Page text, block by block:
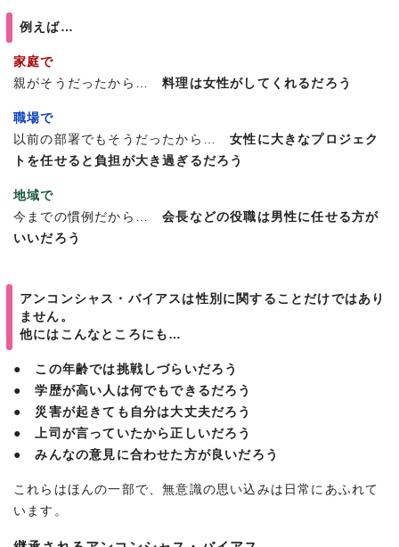
例えば…
家庭で
親がそうだったから…料理は女性がしてくれるだろう
職場で
以前の部署でもそうだったから…女性に大きなプロジェク
トを任せると負担が大き過ぎるだろう
地域で
今までの慣例だから…会長などの役職は男性に任せる方が
いいだろう
アンコンシャス・バイアスは性別に関することだけではあり
ません。
他にはこんなところにも…
● この年齢では挑戦しづらいだろう
● 学歴が高い人は何でもできるだろう
● 災害が起きても自分は大丈夫だろう
● 上司が言っていたから正しいだろう
● みんなの意見に合わせた方が良いだろう
これらはほんの一部で、無意識の思い込みは日常にあふれて
います。